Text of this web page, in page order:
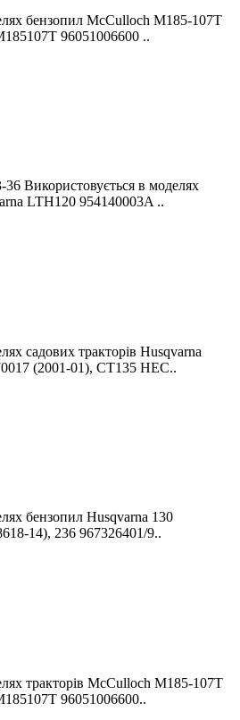
бензопил McCulloch M185-107T
96051006600 ..
Використовується в моделях
LTH120 954140003A ..
садових тракторів Husqvarna
(2001-01), CT135 HEC..
бензопил Husqvarna 130
14), 236 967326401/9..
тракторів McCulloch M185-107T
96051006600..